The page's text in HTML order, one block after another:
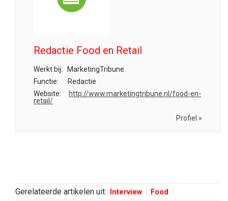
Redactie Food en Retail
Werkt bij:
MarketingTribune
Functie:
Redactie
Website:
http://www.marketingtribune.nl/food-en-
retail/
Profiel »
Gerelateerde artikelen uit: Interview Food